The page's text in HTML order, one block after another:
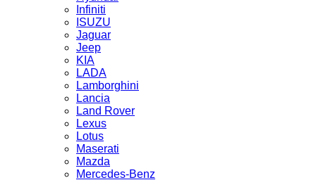
Infiniti
ISUZU
Jaguar
Jeep
KIA
LADA
Lamborghini
Lancia
Land Rover
Lexus
Lotus
Maserati
Mazda
Mercedes-Benz